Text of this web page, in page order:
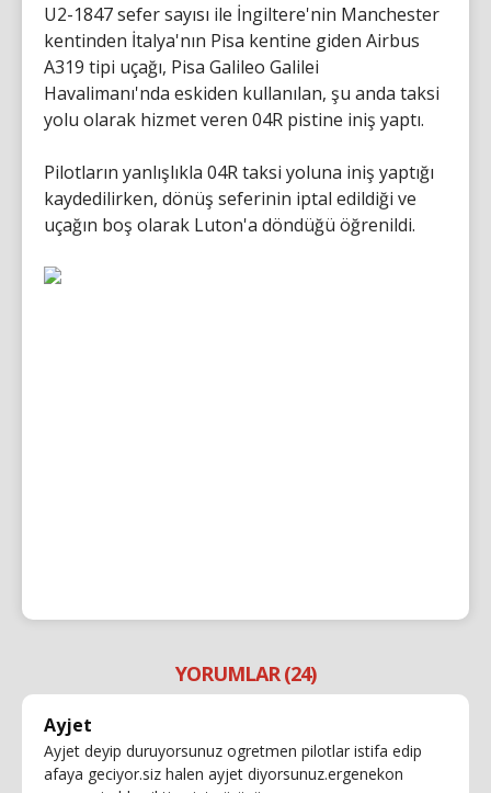
U2-1847 sefer sayısı ile İngiltere'nin Manchester
kentinden İtalya'nın Pisa kentine giden Airbus
A319 tipi uçağı, Pisa Galileo Galilei
Havalimanı'nda eskiden kullanılan, şu anda taksi
yolu olarak hizmet veren 04R pistine iniş yaptı.
Pilotların yanlışlıkla 04R taksi yoluna iniş yaptığı
kaydedilirken, dönüş seferinin iptal edildiği ve
uçağın boş olarak Luton'a döndüğü öğrenildi.
YORUMLAR (24)
Ayjet
Ayjet deyip duruyorsunuz ogretmen pilotlar istifa edip
afaya geciyor.siz halen ayjet diyorsunuz.ergenekon